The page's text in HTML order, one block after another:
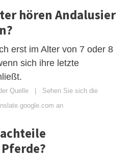
hören Andalusier
erst im Alter von 7 oder 8
sich ihre letzte
Quelle | Sehen Sie sich die
an